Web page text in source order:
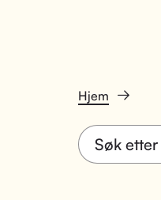
Hjem